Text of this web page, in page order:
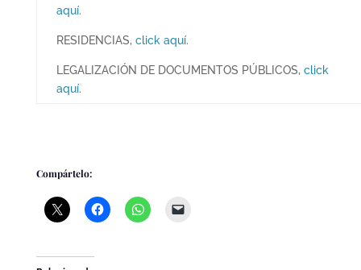
aquí.
RESIDENCIAS, click aquí.
LEGALIZACIÓN DE DOCUMENTOS PÚBLICOS, click
aquí.
Compártelo: